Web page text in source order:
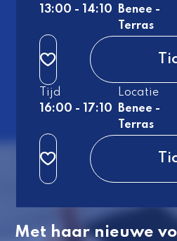
13:00 - 14:10
Benee -
Terras
Tijd
16:00 - 17:10
Locatie
Benee -
Terras
Met haar nieuwe